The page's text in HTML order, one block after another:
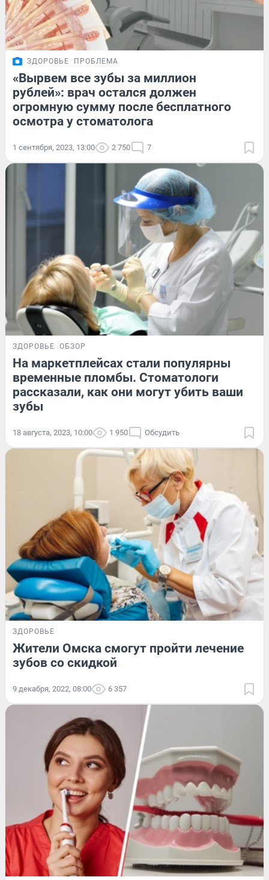
ЗДОРОВЬЕ ПРОБЛЕМА
«Вырвем все зубы за миллион
рублей»: врач остался должен
огромную сумму после бесплатного
осмотра у стоматолога
1 сентября, 2023, 13:00 2 750 7
ЗДОРОВЬЕ ОБЗОР
На маркетплейсах стали популярны
временные пломбы. Стоматологи
рассказали, как они могут убить ваши
зубы
18 августа, 2023, 10:00 1 950 Обсудить
ЗДОРОВЬЕ
Жители Омска смогут пройти лечение
зубов со скидкой
9 декабря, 2022, 08:00 6 357